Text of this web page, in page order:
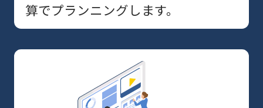
算でプランニングします。